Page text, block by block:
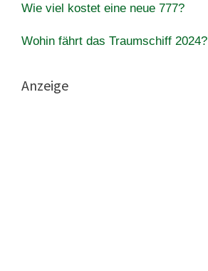
Wie viel kostet eine neue 777?
Wohin fährt das Traumschiff 2024?
Anzeige